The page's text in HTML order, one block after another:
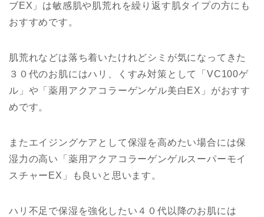
ブEX」は敏感肌や肌荒れを繰り返す肌タイプの方にも
おすすめです。
肌荒れなどは落ち着いたけれどシミが気になってきた
３０代のお肌にはハリ、くすみ対策として「VC100ゲ
ル」や「薬用アクアコラーゲンゲル美白EX」がおすす
めです。
またエイジングケアとして保湿を高めたい場合には保
湿力の高い「薬用アクアコラーゲンゲルスーパーモイ
スチャーEX」も良いと思います。
ハリ不足で保湿を強化したい４０代以降のお肌には